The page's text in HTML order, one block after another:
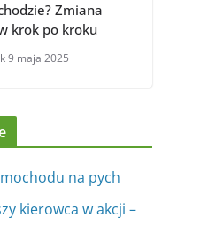
Zmiana
krok po kroku
9 maja 2025
na pych
kierowca w akcji –